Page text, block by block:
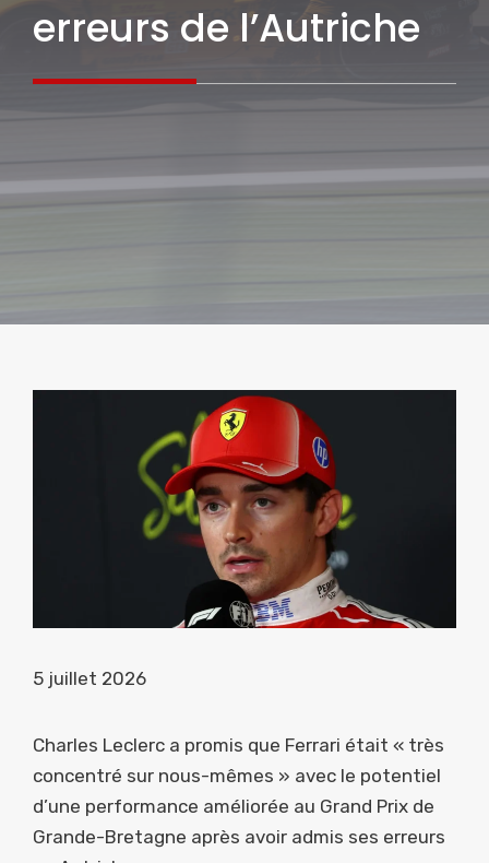
erreurs de l’Autriche
5 juillet 2026
Charles Leclerc a promis que Ferrari était « très
concentré sur nous-mêmes » avec le potentiel
d’une performance améliorée au Grand Prix de
Grande-Bretagne après avoir admis ses erreurs